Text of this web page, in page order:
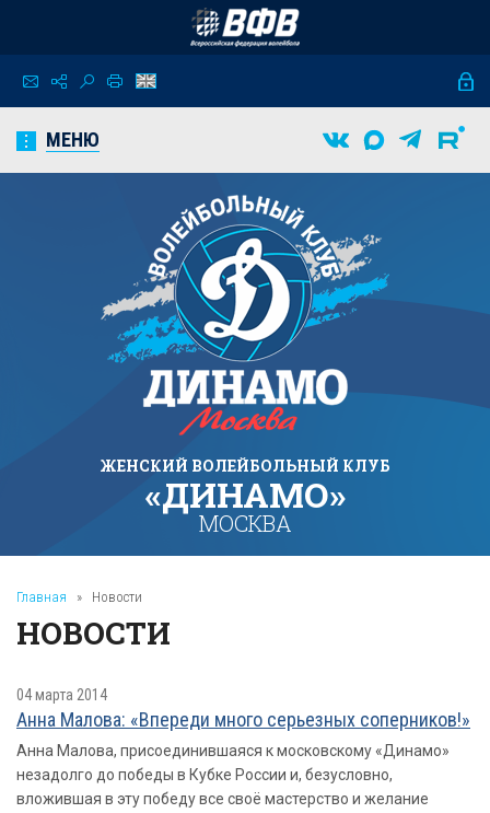
МЕНЮ
ЖЕНСКИЙ ВОЛЕЙБОЛЬНЫЙ КЛУБ
«ДИНАМО»
МОСКВА
Главная » Новости
НОВОСТИ
04 марта 2014
Анна Малова: «Впереди много серьезных соперников!»
Анна Малова, присоединившаяся к московскому «Динамо»
незадолго до победы в Кубке России и, безусловно,
вложившая в эту победу все своё мастерство и желание